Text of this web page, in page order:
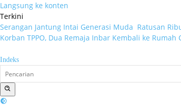
Langsung ke konten
Terkini
Serangan Jantung Intai Generasi Muda Ratusan
Korban TPPO, Dua Remaja Inbar Kembali ke Rumah
Indeks